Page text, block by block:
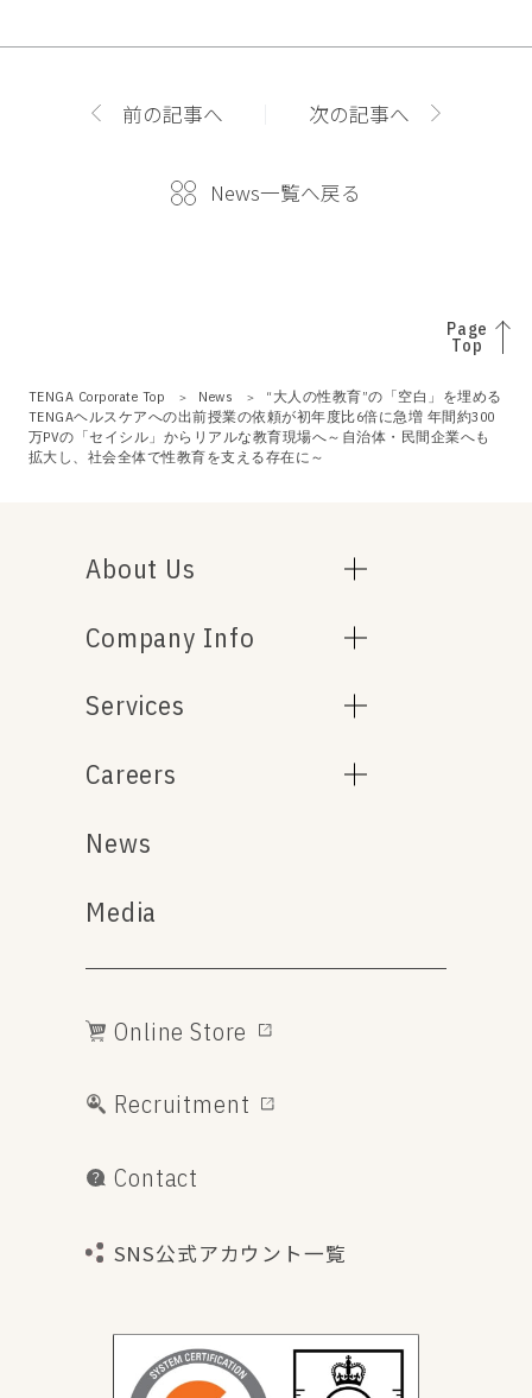
前の記事へ
News一覧へ戻る
次の記事へ
Page
Top
TENGA Corporate Top News
“大人の性教育”の「空白」を埋める
TENGAヘルスケアへの出前授業の依頼が初年度比6倍に急増 年間約300
万PVの「セイシル」からリアルな教育現場へ～自治体・民間企業へも
拡大し、社会全体で性教育を支える存在に～
Online Store
Recruitment
Contact
SNS公式アカウント一覧
About Us
Company Info
Services
Careers
News
Media